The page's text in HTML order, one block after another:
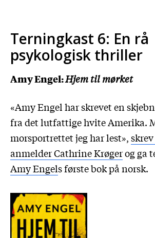
Terningkast 6: En rå
psykologisk thriller
Amy Engel:Hjem til mørket
«Amy Engel har skrevet en
fra det lutfattige hvite Amerika.
morsportrettet jeg har lest»,
anmelder Cathrine Krøgerog ga
Amy Engels første bok på norsk.